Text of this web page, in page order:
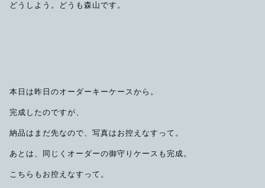
どうしよう。どうも森山です。
本日は昨日のオーダーキーケースから。
完成したのですが、
納品はまだ先なので、写真はお控えなすって。
あとは、同じくオーダーの御守りケースも完成。
こちらもお控えなすって。
その他